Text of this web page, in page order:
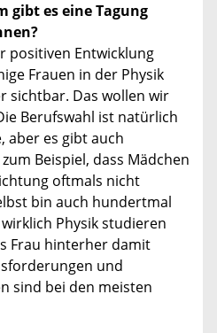
gibt es eine Tagung
positiven Entwicklung
Frauen in der Physik
sichtbar. Das wollen wir
Berufswahl ist natürlich
aber es gibt auch
Beispiel, dass Mädchen
oftmals nicht
bin auch hundertmal
Physik studieren
Frau hinterher damit
und
sind bei den meisten